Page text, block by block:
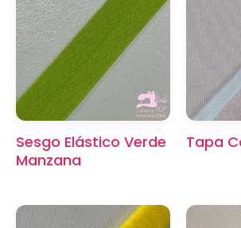
Sesgo Elástico Verde
Manzana
Tapa